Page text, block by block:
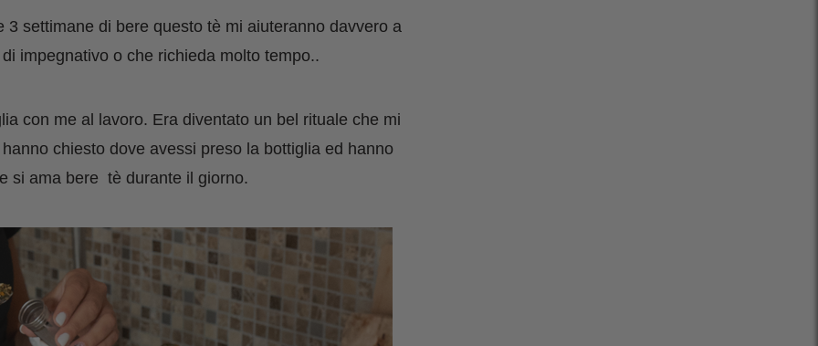
3 settimane di bere questo tè mi aiuteranno davvero a
impegnativo o che richieda molto tempo..
con me al lavoro. Era diventato un bel rituale che mi
chiesto dove avessi preso la bottiglia ed hanno
si ama bere tè durante il giorno.